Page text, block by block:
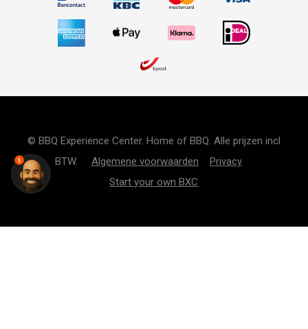
© BBQ Experience Center. Home of BBQ. Alle prijzen incl
BTW. Algemene voorwaarden
Privacy
Start your own BXC
1